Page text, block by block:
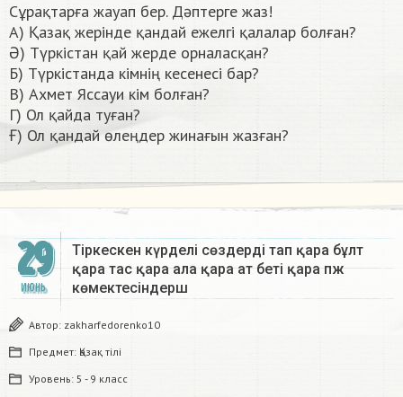
Сұрақтарға жауап бер. Дәптерге жаз!
А) Қазақ жерінде қандай ежелгі қалалар болған?
Ә) Түркістан қай жерде орналасқан?
Б) Түркістанда кімнің кесенесі бар?
В) Ахмет Яссауи кім болған?
Г) Ол қайда туған?
Ғ) Ол қандай өлеңдер жинағын жазған?​
29
ИЮНЬ
Тіркескен күрделі сөздерді тап қара бұлт
қара тас қара ала қара ат беті қара пж
көмектесіндерш ​
Автор: zakharfedorenko10
Предмет: Қазақ тiлi
Уровень: 5 - 9 класс